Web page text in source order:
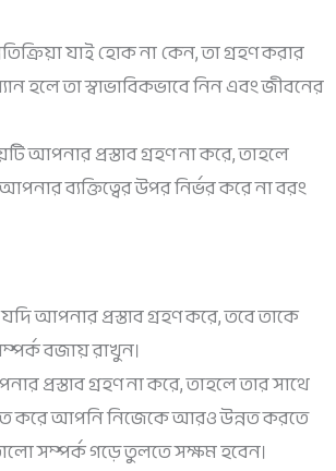
যাই হোক না কেন, তা গ্রহণ করার
হলে তা স্বাভাবিকভাবে নিন এবং জীবনের
আপনার প্রস্তাব গ্রহণ না করে, তাহলে
ব্যক্তিত্বের উপর নির্ভর করে না বরং
আপনার প্রস্তাব গ্রহণ করে, তবে তাকে
বজায় রাখুন।
প্রস্তাব গ্রহণ না করে, তাহলে তার সাথে
করে আপনি নিজেকে আরও উন্নত করতে
সম্পর্ক গড়ে তুলতে সক্ষম হবেন।